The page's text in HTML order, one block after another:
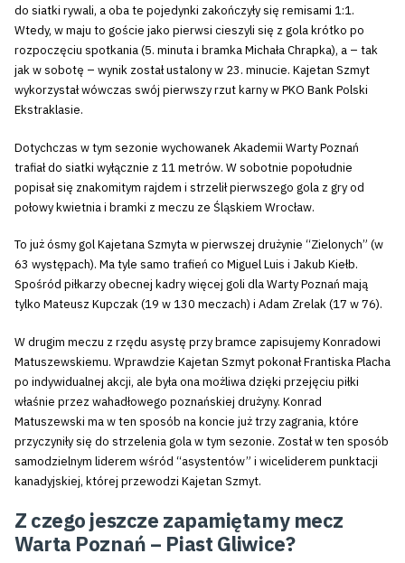
do siatki rywali, a oba te pojedynki zakończyły się remisami 1:1.
Wtedy, w maju to goście jako pierwsi cieszyli się z gola krótko po
rozpoczęciu spotkania (5. minuta i bramka Michała Chrapka), a – tak
jak w sobotę – wynik został ustalony w 23. minucie. Kajetan Szmyt
wykorzystał wówczas swój pierwszy rzut karny w PKO Bank Polski
Ekstraklasie.
Dotychczas w tym sezonie wychowanek Akademii Warty Poznań
trafiał do siatki wyłącznie z 11 metrów. W sobotnie popołudnie
popisał się znakomitym rajdem i strzelił pierwszego gola z gry od
połowy kwietnia i bramki z meczu ze Śląskiem Wrocław.
To już ósmy gol Kajetana Szmyta w pierwszej drużynie “Zielonych” (w
63 występach). Ma tyle samo trafień co Miguel Luis i Jakub Kiełb.
Spośród piłkarzy obecnej kadry więcej goli dla Warty Poznań mają
tylko Mateusz Kupczak (19 w 130 meczach) i Adam Zrelak (17 w 76).
W drugim meczu z rzędu asystę przy bramce zapisujemy Konradowi
Matuszewskiemu. Wprawdzie Kajetan Szmyt pokonał Frantiska Placha
po indywidualnej akcji, ale była ona możliwa dzięki przejęciu piłki
właśnie przez wahadłowego poznańskiej drużyny. Konrad
Matuszewski ma w ten sposób na koncie już trzy zagrania, które
przyczyniły się do strzelenia gola w tym sezonie. Został w ten sposób
samodzielnym liderem wśród “asystentów” i wiceliderem punktacji
kanadyjskiej, której przewodzi Kajetan Szmyt.
Z czego jeszcze zapamiętamy mecz
Warta Poznań – Piast Gliwice?